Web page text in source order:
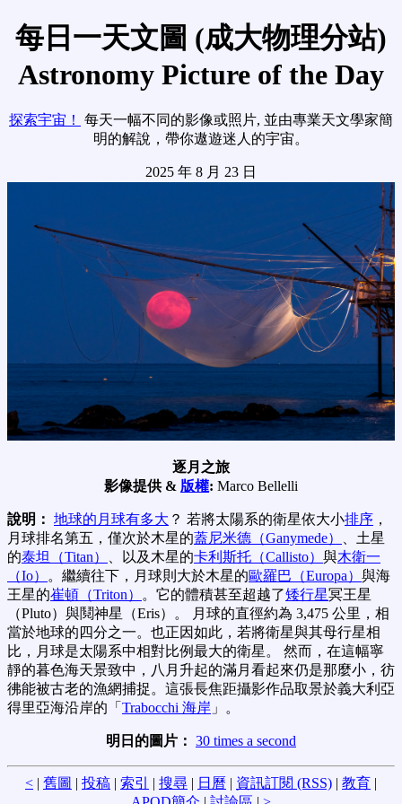
每日一天文圖 (成大物理分站)
Astronomy Picture of the Day
探索宇宙！
每天一幅不同的影像或照片, 並由專業天文學家簡
明的解說，帶你遨遊迷人的宇宙。
2025 年 8 月 23 日
逐月之旅
影像提供 & 版權: Marco Bellelli
說明： 地球的月球有多大 ？ 若將太陽系的衛星依大小排序 ，
月球排名第五，僅次於木星的蓋尼米德（Ganymede）
、土星
的泰坦（Titan） 、以及木星的卡利斯托（Callisto） 與木衛一
（Io）
。繼續往下，月球則大於木星的歐羅巴（Europa） 與海
王星的崔頓（Triton） 。它的體積甚至超越了矮行星冥王星
（Pluto）與鬩神星（Eris）。 月球的直徑約為 3,475 公里，相
當於地球的四分之一。也正因如此，若將衛星與其母行星相
比，月球是太陽系中相對比例最大的衛星。 然而，在這幅寧
靜的暮色海天景致中，八月升起的滿月看起來仍是那麼小，彷
彿能被古老的漁網捕捉。這張長焦距攝影作品取景於義大利亞
得里亞海沿岸的「 Trabocchi 海岸 」。
明日的圖片： 30 times a second
< | 舊圖 | 投稿 | 索引 | 搜尋 | 日曆 | 資訊訂閱 (RSS) | 教育 |